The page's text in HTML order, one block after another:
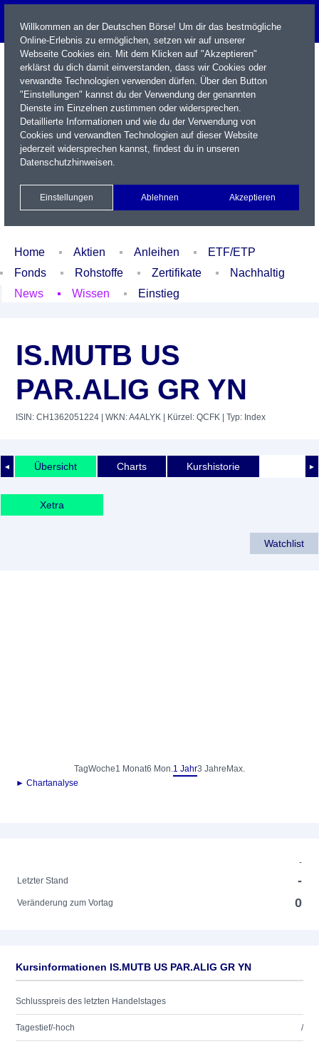
Name / WKN / ISIN / Kürzel
Xetra Realtime
Watchlist Portfolio Login
Home Aktien Anleihen
ETF/ETP
Fonds
Rohstoffe Zertifikate
Nachhaltig
News
Wissen Einstieg
IS.MUTB US
PAR.ALIG GR YN
ISIN: CH1362051224 | WKN: A4ALYK | Kürzel: QCFK | Typ: Index
◄ ►
Übersicht Charts Kurshistorie
Xetra
Watchlist
TagWoche1 Monat6 Mon.1 Jahr3 Jahre Max.
► Chartanalyse
-
Letzter Stand
-
Veränderung zum Vortag 0
Kursinformationen IS.MUTB US PAR.ALIG GR YN
Schlusspreis des letzten Handelstages
Tagestief/-hoch /
Willkommen an der Deutschen Börse! Um dir das bestmögliche
Online-Erlebnis zu ermöglichen, setzen wir auf unserer
Webseite Cookies ein. Mit dem Klicken auf "Akzeptieren"
erklärst du dich damit einverstanden, dass wir Cookies oder
verwandte Technologien verwenden dürfen. Über den Button
"Einstellungen" kannst du der Verwendung der genannten
Dienste im Einzelnen zustimmen oder widersprechen.
Detaillierte Informationen und wie du der Verwendung von
Cookies und verwandten Technologien auf dieser Website
jederzeit widersprechen kannst, findest du in unseren
Datenschutzhinweisen.
Einstellungen Ablehnen Akzeptieren